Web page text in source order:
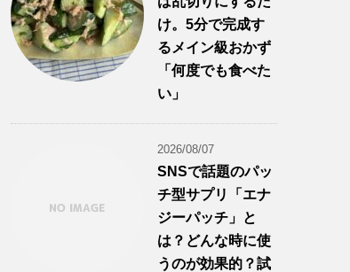
け。5分で完成す
るメイン級おかず
「何度でも食べた
い」
2026/08/07
SNSで話題のパッ
チ型サプリ「エナ
ジーパッチ」と
は？どんな時に使
うのが効果的？試